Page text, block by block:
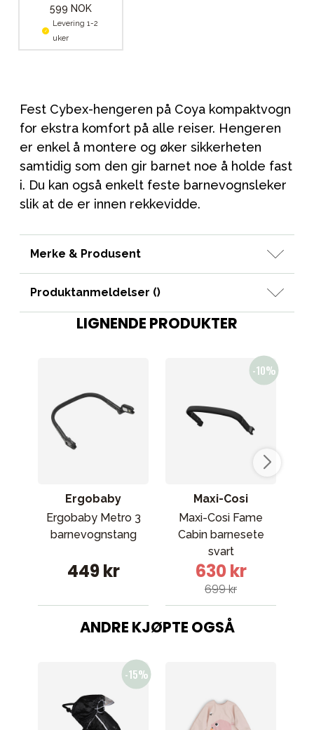
599 NOK
Levering 1-2
uker
Fest Cybex-hengeren på Coya kompaktvogn
for ekstra komfort på alle reiser. Hengeren
er enkel å montere og øker sikkerheten
samtidig som den gir barnet noe å holde fast
i. Du kan også enkelt feste barnevognsleker
slik at de er innen rekkevidde.
Merke & Produsent
Produktanmeldelser ()
LIGNENDE PRODUKTER
Ergobaby
Ergobaby Metro 3
barnevognstang
449 kr
Maxi-Cosi
Maxi-Cosi Fame
Cabin barnesete
svart
630 kr
699 kr
ANDRE KJØPTE OGSÅ